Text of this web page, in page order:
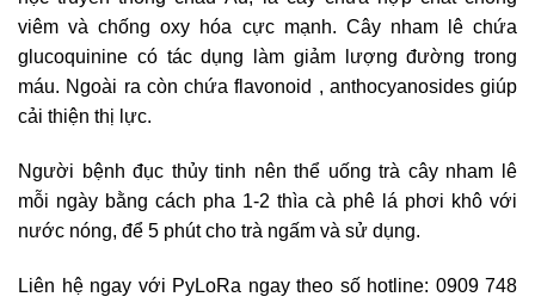
viêm và chống oxy hóa cực mạnh. Cây nham lê chứa
glucoquinine có tác dụng làm giảm lượng đường trong
máu. Ngoài ra còn chứa flavonoid , anthocyanosides giúp
cải thiện thị lực.
Người bệnh đục thủy tinh nên thể uống trà cây nham lê
mỗi ngày bằng cách pha 1-2 thìa cà phê lá phơi khô với
nước nóng, để 5 phút cho trà ngấm và sử dụng.
Liên hệ ngay với PyLoRa ngay theo số hotline: 0909 748